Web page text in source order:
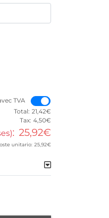
TVA
Total: 21,42€
Tax: 4,50€
: 25,92€
unitario: 25,92€